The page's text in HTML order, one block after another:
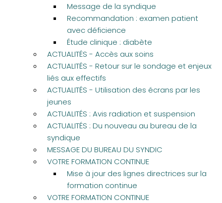
Message de la syndique
Recommandation : examen patient
avec déficience
Étude clinique : diabète
ACTUALITÉS - Accès aux soins
ACTUALITÉS - Retour sur le sondage et enjeux
liés aux effectifs
ACTUALITÉS - Utilisation des écrans par les
jeunes
ACTUALITÉS : Avis radiation et suspension
ACTUALITÉS : Du nouveau au bureau de la
syndique
MESSAGE DU BUREAU DU SYNDIC
VOTRE FORMATION CONTINUE
Mise à jour des lignes directrices sur la
formation continue
VOTRE FORMATION CONTINUE